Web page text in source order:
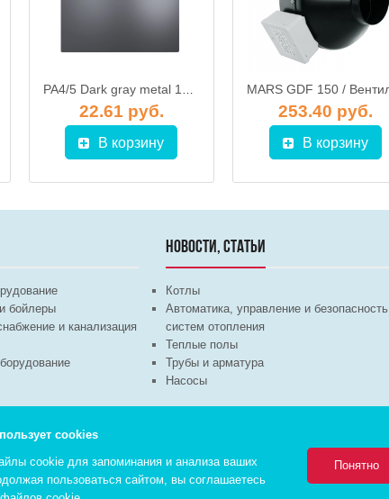
PA4/5 Dark gray metal 175х175 / Панель для вентилятора AEON 4C / 5C, пластик, DiCiTi
22.61 руб.
В корзину
253.40 руб.
В корзину
бойлеры
и канализация
НОВОСТИ, СТАТЬИ
Котлы
Автоматика, управление и безопасность
систем отопления
Теплые полы
Трубы и арматура
Насосы
Комплексное
cookies
cookie для запоминания и анализа ваших
пользоваться сайтом, вы соглашаетесь
Понятно